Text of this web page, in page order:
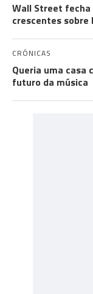
Wall Street fecha
crescentes sobre
CRÓNICAS
Queria uma casa
futuro da música